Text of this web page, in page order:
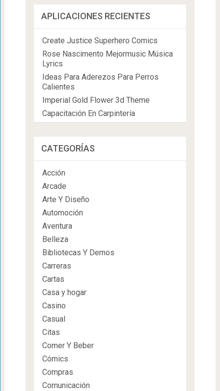
APLICACIONES RECIENTES
Create Justice Superhero Comics
Rose Nascimento Mejormusic Música
Lyrics
Ideas Para Aderezos Para Perros
Calientes
Imperial Gold Flower 3d Theme
Capacitación En Carpintería
CATEGORÍAS
Acción
Arcade
Arte Y Diseño
Automoción
Aventura
Belleza
Bibliotecas Y Demos
Carreras
Cartas
Casa y hogar
Casino
Casual
Citas
Comer Y Beber
Cómics
Compras
Comunicación